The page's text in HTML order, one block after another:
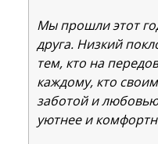
Мы прошли этот
друга. Низкий
тем, кто на
каждому, кто
заботой и
уютнее и